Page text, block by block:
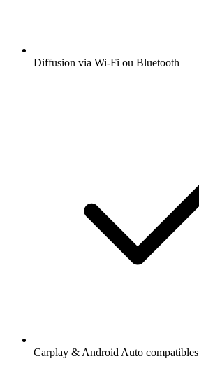
Diffusion via Wi-Fi ou Bluetooth
Carplay & Android Auto compatibles